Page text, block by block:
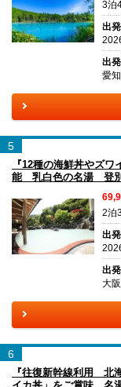
3泊
出
出
愛
5
『12種の海鮮丼やズ
能 乳白色の名湯 登別
2泊
出
出
大
6
『往復新幹線利用 北